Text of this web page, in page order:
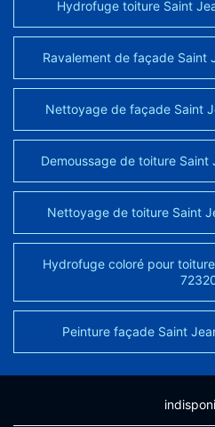
Hydrofuge toiture Saint
Ravalement de façade Saint
Nettoyage de façade Saint
Demoussage de toiture Saint
Nettoyage de toiture Saint
Hydrofuge coloré pour
Peinture façade Saint